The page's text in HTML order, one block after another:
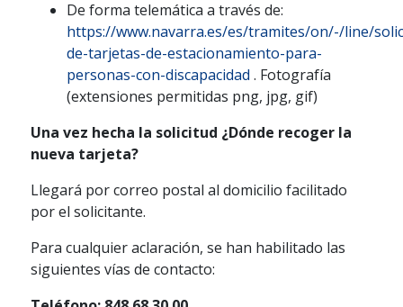
De forma telemática a través de:
https://www.navarra.es/es/tramites/on/-/line/
de-tarjetas-de-estacionamiento-para-
personas-con-discapacidad . Fotografía
(extensiones permitidas png, jpg, gif)
Una vez hecha la solicitud ¿Dónde recoger la
nueva tarjeta?
Llegará por correo postal al domicilio facilitado
por el solicitante.
Para cualquier aclaración, se han habilitado las
siguientes vías de contacto: